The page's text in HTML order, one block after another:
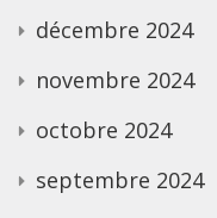
décembre 2024
novembre 2024
octobre 2024
septembre 2024